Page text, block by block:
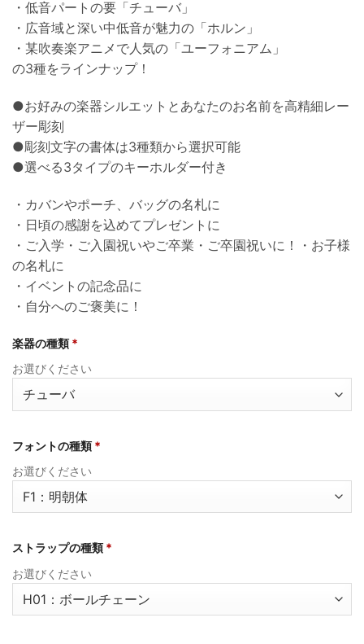
・低音パートの要「チューバ」
・広音域と深い中低音が魅力の「ホルン」
・某吹奏楽アニメで人気の「ユーフォニアム」
の3種をラインナップ！
●お好みの楽器シルエットとあなたのお名前を高精細レー
ザー彫刻
●彫刻文字の書体は3種類から選択可能
●選べる3タイプのキーホルダー付き
・カバンやポーチ、バッグの名札に
・日頃の感謝を込めてプレゼントに
・ご入学・ご入園祝いやご卒業・ご卒園祝いに！・お子様
の名札に
・イベントの記念品に
・自分へのご褒美に！
楽器の種類 *
お選びください
フォントの種類 *
お選びください
ストラップの種類 *
お選びください